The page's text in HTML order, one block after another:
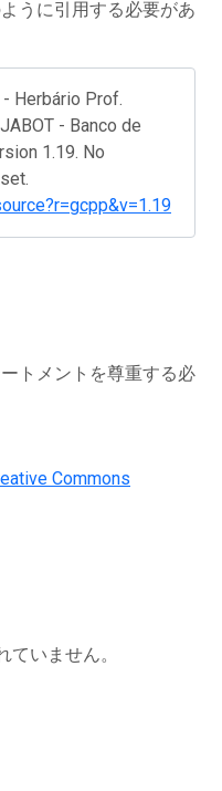
うに引用する必要があ
Herbário Prof.
- Banco de
1.19. No
トメントを尊重する必
Commons
ていません。